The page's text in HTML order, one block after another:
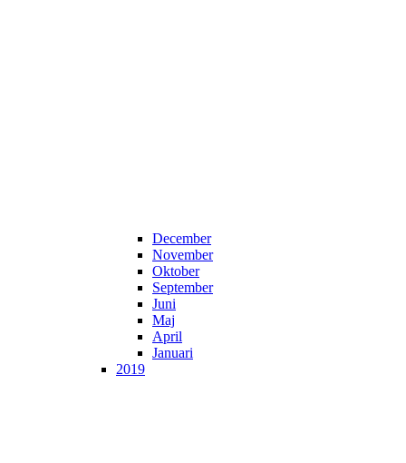
December
November
Oktober
September
Juni
Maj
April
Januari
2019